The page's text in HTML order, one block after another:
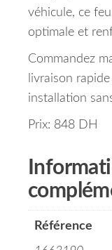
véhicule, ce
optimale et
Commandez
livraison
installation
Prix: 848 DH
Référence